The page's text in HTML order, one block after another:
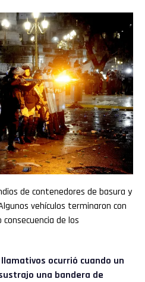
de contenedores de basura y
vehículos terminaron con
de los
ocurrió cuando un
una bandera de